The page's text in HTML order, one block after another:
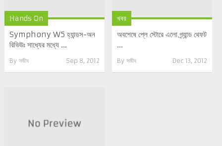
Hands On
Symphony W5 হ্যান্ডস-অন
রিভিউঃ সাধ্যের মধ্যে ...
By সজীব Sep 8, 2012
খবর
অবশেষে প্লে স্টোরে এলো গ্র্যান্ড থেফট
...
By সজীব Dec 13, 2012